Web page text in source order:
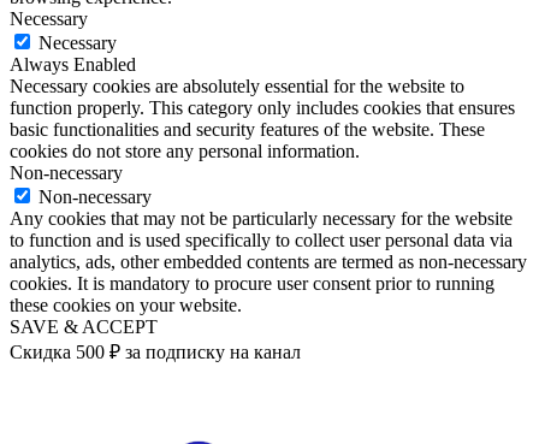
Necessary
Necessary
Always Enabled
Necessary cookies are absolutely essential for the website to
function properly. This category only includes cookies that ensures
basic functionalities and security features of the website. These
cookies do not store any personal information.
Non-necessary
Non-necessary
Any cookies that may not be particularly necessary for the website
to function and is used specifically to collect user personal data via
analytics, ads, other embedded contents are termed as non-necessary
cookies. It is mandatory to procure user consent prior to running
these cookies on your website.
SAVE & ACCEPT
Скидка 500 ₽ за подписку на канал